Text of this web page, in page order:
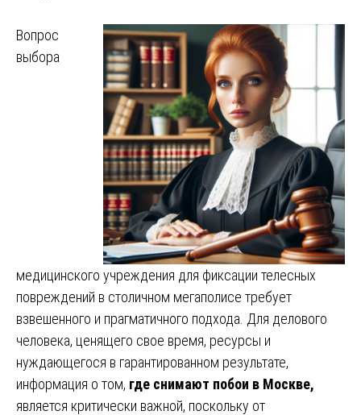
Вопрос
выбора
медицинского учреждения для фиксации телесных
повреждений в столичном мегаполисе требует
взвешенного и прагматичного подхода. Для делового
человека, ценящего свое время, ресурсы и
нуждающегося в гарантированном результате,
информация о том, где снимают побои в Москве,
является критически важной, поскольку от